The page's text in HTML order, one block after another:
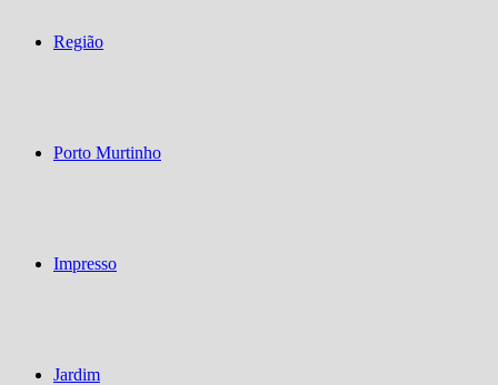
Região
Porto Murtinho
Impresso
Jardim